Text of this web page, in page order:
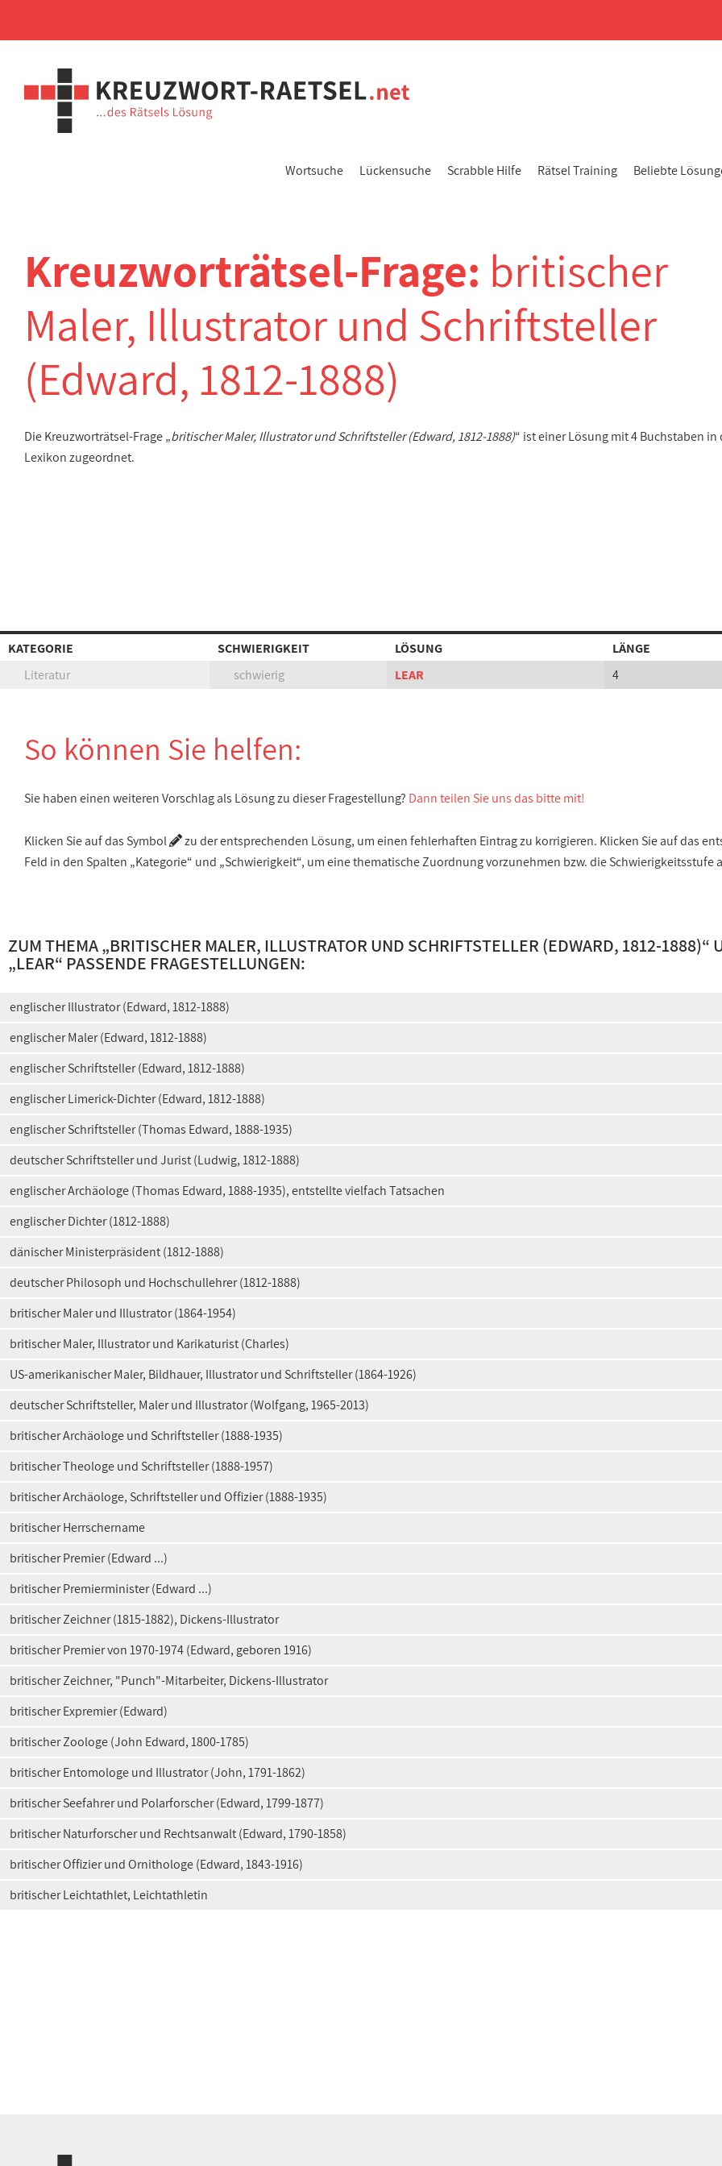
Wortsuche Lückensuche Scrabble Hilfe Rätsel Training Beliebte
Kreuzworträtsel-Frage: britischer
Maler, Illustrator und Schriftsteller
(Edward, 1812-1888)
Die Kreuzworträtsel-Frage „britischer Maler, Illustrator und Schriftsteller (Edward, 1812-1888)“ ist einer Lösung mit 4 Buchstaben in
Lexikon zugeordnet.
KATEGORIE SCHWIERIGKEIT LÖSUNG
LÄNGE
Literatur
schwierig LEAR 4
So können Sie helfen:
Sie haben einen weiteren Vorschlag als Lösung zu dieser Fragestellung? Dann teilen Sie uns das bitte mit!
Klicken Sie auf das Symbol
zu der entsprechenden Lösung, um einen fehlerhaften Eintrag zu korrigieren. Klicken Sie auf das
Feld in den Spalten „Kategorie“ und „Schwierigkeit“, um eine thematische Zuordnung vorzunehmen bzw. die Schwierigkeitsstufe
ZUM THEMA „BRITISCHER MALER, ILLUSTRATOR UND SCHRIFTSTELLER (EDWARD, 1812-1888)“
„LEAR“ PASSENDE FRAGESTELLUNGEN:
englischer Illustrator (Edward, 1812-1888)
englischer Maler (Edward, 1812-1888)
englischer Schriftsteller (Edward, 1812-1888)
englischer Limerick-Dichter (Edward, 1812-1888)
englischer Schriftsteller (Thomas Edward, 1888-1935)
deutscher Schriftsteller und Jurist (Ludwig, 1812-1888)
englischer Archäologe (Thomas Edward, 1888-1935), entstellte vielfach Tatsachen
englischer Dichter (1812-1888)
dänischer Ministerpräsident (1812-1888)
deutscher Philosoph und Hochschullehrer (1812-1888)
britischer Maler und Illustrator (1864-1954)
britischer Maler, Illustrator und Karikaturist (Charles)
US-amerikanischer Maler, Bildhauer, Illustrator und Schriftsteller (1864-1926)
deutscher Schriftsteller, Maler und Illustrator (Wolfgang, 1965-2013)
britischer Archäologe und Schriftsteller (1888-1935)
britischer Theologe und Schriftsteller (1888-1957)
britischer Archäologe, Schriftsteller und Offizier (1888-1935)
britischer Herrschername
britischer Premier (Edward ...)
britischer Premierminister (Edward ...)
britischer Zeichner (1815-1882), Dickens-Illustrator
britischer Premier von 1970-1974 (Edward, geboren 1916)
britischer Zeichner, "Punch"-Mitarbeiter, Dickens-Illustrator
britischer Expremier (Edward)
britischer Zoologe (John Edward, 1800-1785)
britischer Entomologe und Illustrator (John, 1791-1862)
britischer Seefahrer und Polarforscher (Edward, 1799-1877)
britischer Naturforscher und Rechtsanwalt (Edward, 1790-1858)
britischer Offizier und Ornithologe (Edward, 1843-1916)
britischer Leichtathlet, Leichtathletin